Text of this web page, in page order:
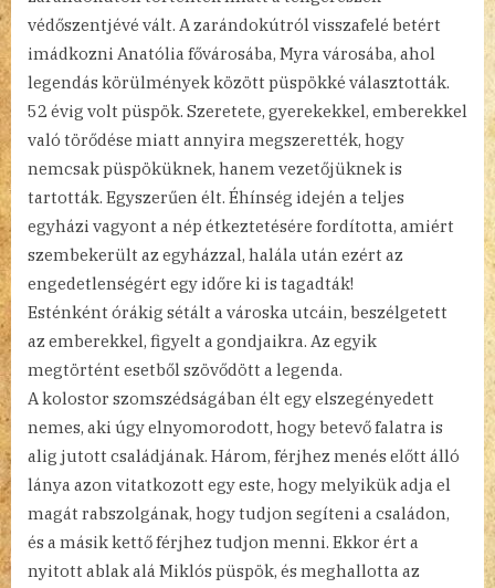
védőszentjévé vált. A zarándokútról visszafelé betért
imádkozni Anatólia fővárosába, Myra városába, ahol
legendás körülmények között püspökké választották.
52 évig volt püspök. Szeretete, gyerekekkel, emberekkel
való törődése miatt annyira megszerették, hogy
nemcsak püspöküknek, hanem vezetőjüknek is
tartották. Egyszerűen élt. Éhínség idején a teljes
egyházi vagyont a nép étkeztetésére fordította, amiért
szembekerült az egyházzal, halála után ezért az
engedetlenségért egy időre ki is tagadták!
Esténként órákig sétált a városka utcáin, beszélgetett
az emberekkel, figyelt a gondjaikra. Az egyik
megtörtént esetből szövődött a legenda.
A kolostor szomszédságában élt egy elszegényedett
nemes, aki úgy elnyomorodott, hogy betevő falatra is
alig jutott családjának. Három, férjhez menés előtt álló
lánya azon vitatkozott egy este, hogy melyikük adja el
magát rabszolgának, hogy tudjon segíteni a családon,
és a másik kettő férjhez tudjon menni. Ekkor ért a
nyitott ablak alá Miklós püspök, és meghallotta az